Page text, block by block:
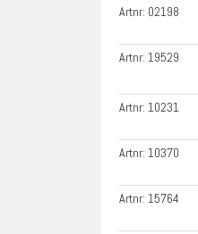
Artnr: 02198
Artnr:19529
Artnr:10231
Artnr:10370
Artnr:15764